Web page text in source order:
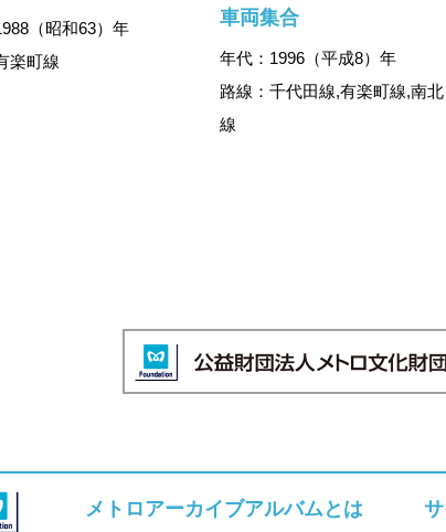
（昭和63）年
楽町線
車両集合
年代：1996（平成8）年
路線：千代田線,有楽町線,南北
線
メトロアーカイブアルバムとは